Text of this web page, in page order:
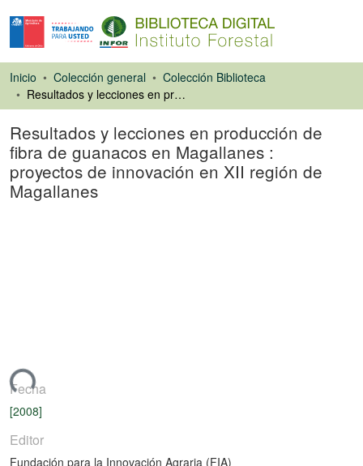
Inicio Colección general
Colección Biblioteca
Resultados y lecciones en producción de fibra de guanacos en Magallanes : proyectos de innovación en XII región de Magallanes
Resultados y lecciones en producción de
fibra de guanacos en Magallanes :
proyectos de innovación en XII región de
Magallanes
Fecha
[2008]
Editor
Fundación para la Innovación Agraria (FIA)